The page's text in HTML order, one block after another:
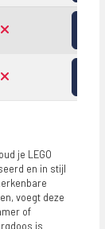
je LEGO
en in stijl
voegt deze
of
is